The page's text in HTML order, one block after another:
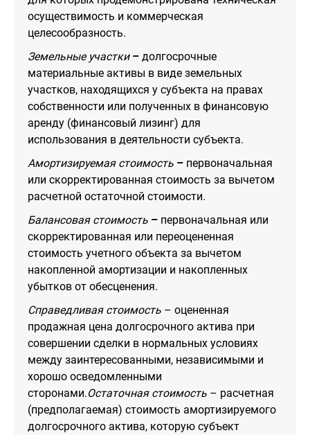
осуществимость и коммерческая
целесообразность.
Земельные участки – долгосрочные
материальные активы в виде земельных
участков, находящихся у субъекта на правах
собственности или полученных в финансовую
аренду (финансовый лизинг) для
использования в деятельности субъекта.
Амортизируемая стоимость – первоначальная
или скорректированная стоимость за вычетом
расчетной остаточной стоимости.
Балансовая стоимость – первоначальная или
скорректированная или переоцененная
стоимость учетного объекта за вычетом
накопленной амортизации и накопленных
убытков от обесценения.
Справедливая стоимость – оцененная
продажная цена долгосрочного актива при
совершении сделки в нормальных условиях
между заинтересованными, независимыми и
хорошо осведомленными
сторонами.Остаточная стоимость – расчетная
(предполагаемая) стоимость амортизируемого
долгосрочного актива, которую субъект